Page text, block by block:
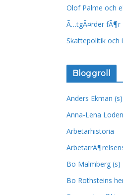
Olof Palme och
Ã…tgÃ¤rder fÃ¶r
Skattepolitik och
Bloggroll
Anders Ekman (s)
Anna-Lena
Arbetarhistoria
Bo Malmberg (s)
Bo Rothsteins